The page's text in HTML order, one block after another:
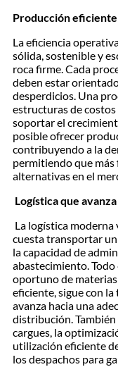
Producción eficiente
La eficiencia
sólida, sostenible y
roca firme. Cada
deben estar
desperdicios. Una
estructuras de
soportar el
posible ofrecer
contribuyendo a la
permitiendo que más
alternativas en el
Logística que
La logística moderna
cuesta transportar
la capacidad de
abastecimiento.
oportuno de
eficiente, sigue con
avanza hacia una
distribución.
cargues, la
utilización eficiente
los despachos para